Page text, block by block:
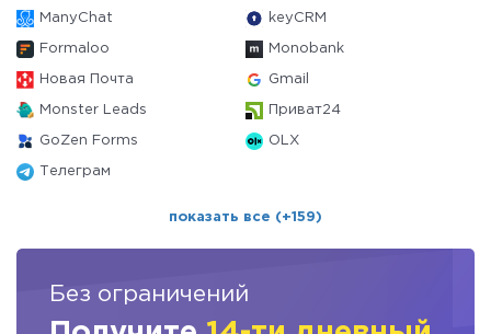
ManyChat keyCRM
Formaloo Monobank
Новая Почта Gmail
Monster Leads Приват24
GoZen Forms OLX
Телеграм
показать все (+159)
Без ограничений